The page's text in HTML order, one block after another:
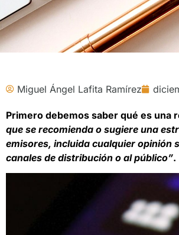
Miguel Ángel Lafita Ramírez
Primero debemos saber qué es una
que se recomienda o sugiere una
emisores, incluida cualquier opinión
canales de distribución o al público”.